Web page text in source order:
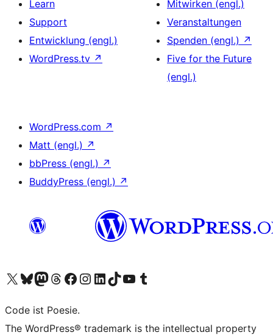
Learn
Support
Entwicklung (engl.)
WordPress.tv ↗
Mitwirken (engl.)
Veranstaltungen
Spenden (engl.) ↗
Five for the Future
(engl.)
WordPress.com ↗
Matt (engl.) ↗
bbPress (engl.) ↗
BuddyPress (engl.) ↗
Unser X-Konto (früher Twitter) besuchen
Unser Bluesky-Konto besuchen
Unser Mastodon-Konto besuchen
Unser Threads-Konto besuchen
Unsere Facebook-Seite besuchen
Unser Instagram-Konto besuchen
Unser LinkedIn-Konto besuchen
Unser TikTok-Konto besuchen
Unseren YouTube-Kanal besuchen
Unser Tumblr-Konto besuchen
Code ist Poesie.
The WordPress® trademark is the intellectual property